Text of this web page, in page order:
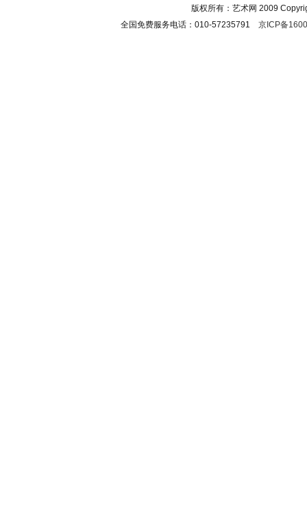
版权所有：艺术网 2009
全国免费服务电话：010-57235791 京ICP备